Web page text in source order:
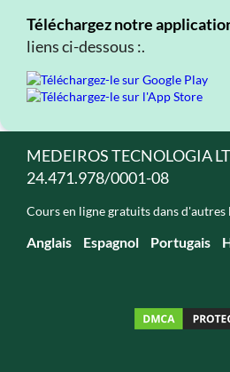
Téléchargez notre
liens ci-dessous :.
MEDEIROS TECNOLOGIA
24.471.978/0001-08
Cours en ligne gratuits dans d'autres
Anglais Espagnol Portugais